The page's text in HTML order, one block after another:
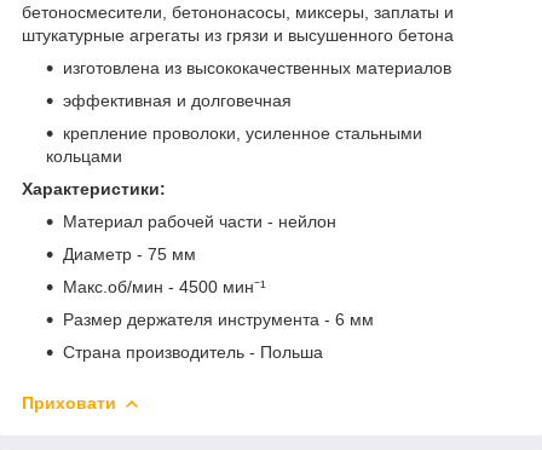
бетоносмесители, бетононасосы, миксеры, заплаты и
штукатурные агрегаты из грязи и высушенного бетона
изготовлена из высококачественных материалов
эффективная и долговечная
крепление проволоки, усиленное стальными
кольцами
Характеристики:
Материал рабочей части - нейлон
Диаметр - 75 мм
Макс.об/мин - 4500 мин⁻¹
Размер держателя инструмента - 6 мм
Страна производитель - Польша
Приховати